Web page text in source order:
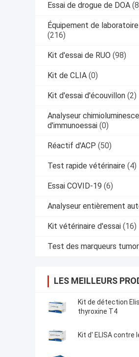
Essai de drogue de DOA
Équipement de
(216)
Kit d'essai de RUO (98)
Kit de CLIA (0)
Kit d'essai d'écouvillon (2)
Analyseur
d'immunoessai (0)
Réactif d'ACP (50)
Test rapide vétérinaire (4)
Essai COVID-19 (6)
Analyseur entièrement
Kit vétérinaire d'essai (16)
Test des marqueurs
LES MEILLEURS
Kit de détection
thyroxine T4
Kit d' ELISA contre